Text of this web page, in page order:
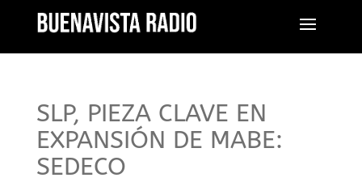
SLP, PIEZA CLAVE EN
EXPANSIÓN DE MABE:
SEDECO